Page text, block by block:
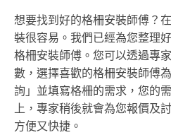
想要找到好的格柵安裝師傅？
裝很容易。我們已經為您整理
格柵安裝師傅。您可以透過專
數，選擇喜歡的格柵安裝師傅
詢」並填寫格柵的需求，您的
上，專家稍後就會為您報價及
方便又快捷。